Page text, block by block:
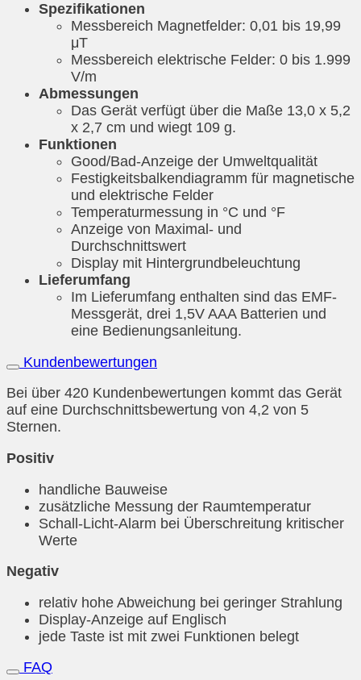
Spezifikationen
Messbereich Magnetfelder: 0,01 bis 19,99
μT
Messbereich elektrische Felder: 0 bis 1.999
V/m
Abmessungen
Das Gerät verfügt über die Maße 13,0 x 5,2
x 2,7 cm und wiegt 109 g.
Funktionen
Good/Bad-Anzeige der Umweltqualität
Festigkeitsbalkendiagramm für magnetische
und elektrische Felder
Temperaturmessung in °C und °F
Anzeige von Maximal- und
Durchschnittswert
Display mit Hintergrundbeleuchtung
Lieferumfang
Im Lieferumfang enthalten sind das EMF-
Messgerät, drei 1,5V AAA Batterien und
eine Bedienungsanleitung.
Kundenbewertungen
Bei über 420 Kundenbewertungen kommt das Gerät
auf eine Durchschnittsbewertung von 4,2 von 5
Sternen.
Positiv
handliche Bauweise
zusätzliche Messung der Raumtemperatur
Schall-Licht-Alarm bei Überschreitung kritischer
Werte
Negativ
relativ hohe Abweichung bei geringer Strahlung
Display-Anzeige auf Englisch
jede Taste ist mit zwei Funktionen belegt
FAQ